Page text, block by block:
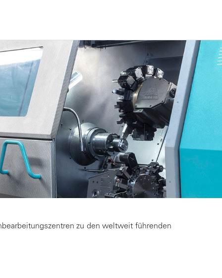
zu den weltweit führenden